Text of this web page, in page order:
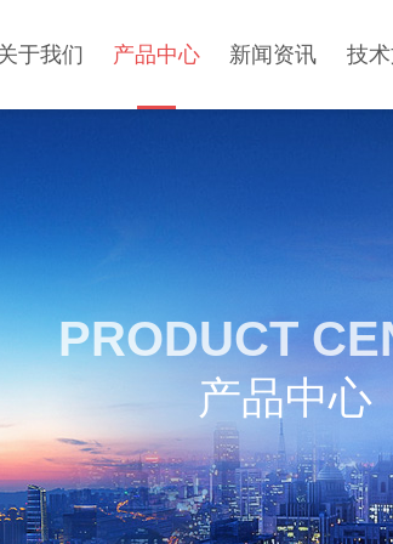
于我们 产品中心 新闻资讯 技
PRODUCT
产品中心